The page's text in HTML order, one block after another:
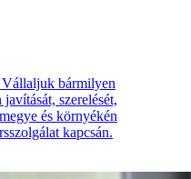
Vállaljuk bármilyen
szerelését,
és környékén
kapcsán.